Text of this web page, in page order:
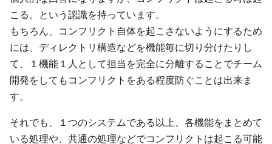
こる。という認識を持っています。
もちろん、コンフリクト自体を起こさないようにするため
には、ディレクトリ構造などを機能毎に切り分けたりし
て、１機能１人として担当を完全に分離することでチーム
開発をしてもコンフリクトをある程度防ぐことは出来ま
す。
それでも、１つのシステムである以上、各機能をまとめて
いる処理や、共通の処理などでコンフリクトは起こる可能